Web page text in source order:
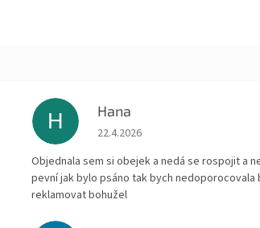
H Hana
Hodnocení obchodu je 5 z 5
22.4.2026
Objednala sem si obejek a nedá se rospojit a
pevní jak bylo psáno tak bych nedoporocovala
reklamovat bohužel